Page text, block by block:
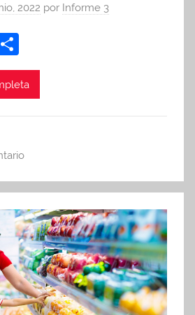
2022 por Informe 3
o
m
tir